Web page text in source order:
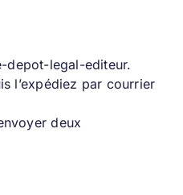
depot-legal-editeur.
l’expédiez par courrier
deux